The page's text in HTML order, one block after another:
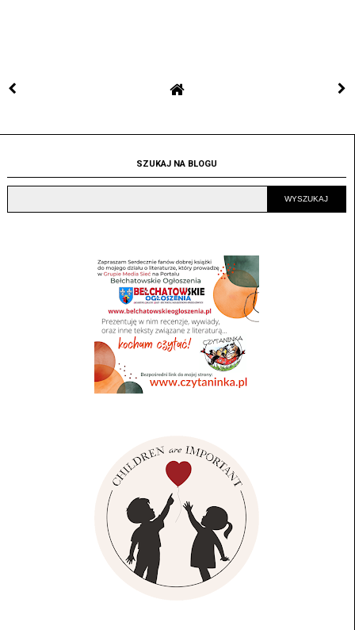
SZUKAJ NA BLOGU